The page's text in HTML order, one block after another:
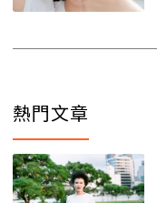
熱門文章